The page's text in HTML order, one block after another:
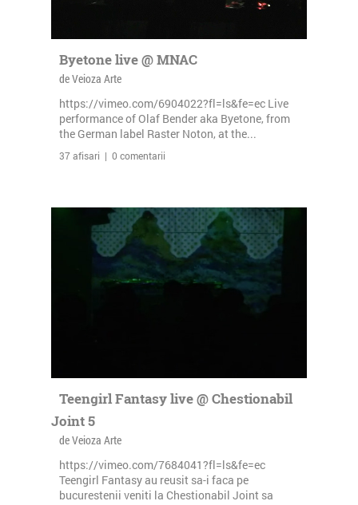
Byetone live @ MNAC
de Veioza Arte
https://vimeo.com/6904022?fl=ls&fe=ec Live
performance of Olaf Bender aka Byetone, from
the German label Raster Noton, at the...
37 afisari | 0 comentarii
Teengirl Fantasy live @ Chestionabil
Joint 5
de Veioza Arte
https://vimeo.com/7684041?fl=ls&fe=ec
Teengirl Fantasy au reusit sa-i faca pe
bucurestenii veniti la Chestionabil Joint sa